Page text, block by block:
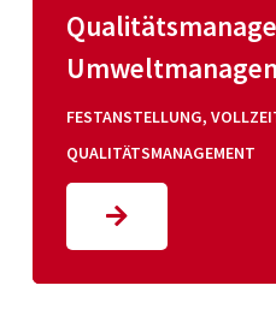
FESTANSTELLUNG,
QUALITÄTSMANAGEMENT